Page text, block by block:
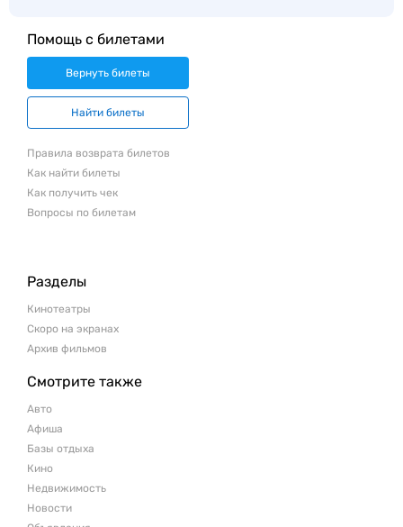
Помощь с билетами
Вернуть билеты
Найти билеты
Правила возврата билетов
Как найти билеты
Как получить чек
Вопросы по билетам
Разделы
Кинотеатры
Скоро на экранах
Архив фильмов
Смотрите также
Авто
Афиша
Базы отдыха
Кино
Недвижимость
Новости